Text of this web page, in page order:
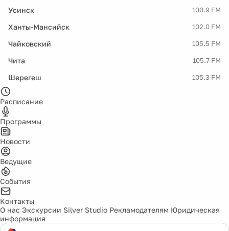
Усинск 100.9 FM
Ханты-Мансийск 102.0 FM
Чайковский 105.5 FM
Чита 105.7 FM
Шерегеш 105.3 FM
Расписание
Программы
Новости
Ведущие
События
Контакты
О нас Экскурсии Silver Studio Рекламодателям Юридическая
информация